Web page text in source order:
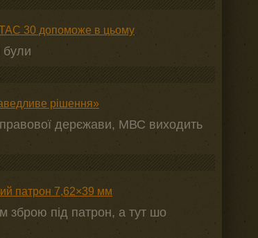
30 допоможе в цьому
були
рішення»
правової дерєжави, МВС виходить
патрон 7,62×39 мм
зброю під патрон, а тут шо